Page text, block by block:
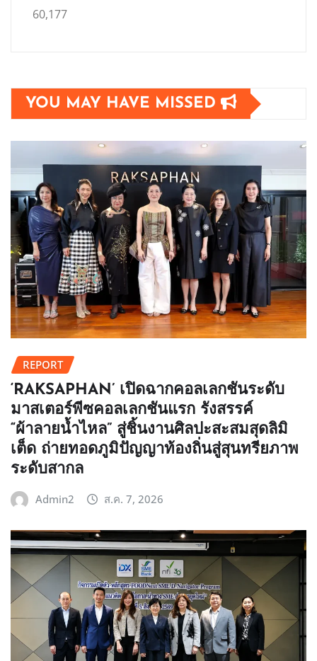
60,177
YOU MAY HAVE MISSED
REPORT
‘RAKSAPHAN’ เปิดฉากคอลเลกชันระดับ
มาสเตอร์พีซคอลเลกชันแรก รังสรรค์
“ผ้าลายน้ำไหล” สู่ชิ้นงานศิลปะสะสมสุดลิมิ
เต็ด ถ่ายทอดภูมิปัญญาท้องถิ่นสู่สุนทรียภาพ
ระดับสากล
Admin2 ส.ค. 7, 2026